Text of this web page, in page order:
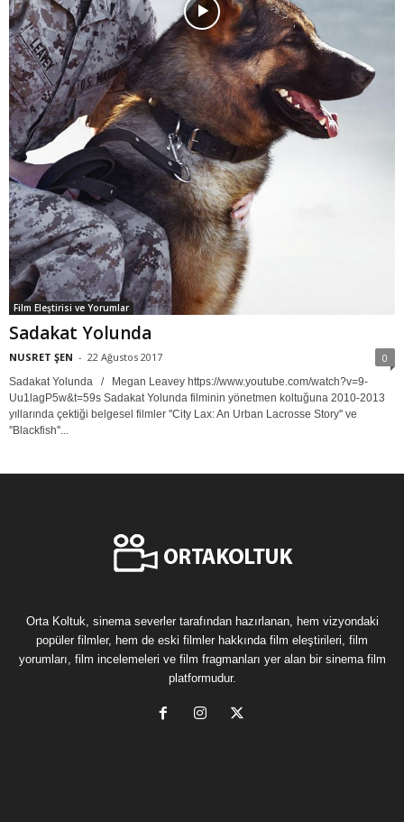
Film Eleştirisi ve Yorumlar
Sadakat Yolunda
NUSRET ŞEN - 22 Ağustos 2017 0
Sadakat Yolunda / Megan Leavey https://www.youtube.com/watch?v=9-
Uu1lagP5w&t=59s Sadakat Yolunda filminin yönetmen koltuğuna 2010-2013
yıllarında çektiği belgesel filmler ''City Lax: An Urban Lacrosse Story'' ve
''Blackfish''...
Orta Koltuk, sinema severler tarafından hazırlanan, hem vizyondaki
popüler filmler, hem de eski filmler hakkında film eleştirileri, film
yorumları, film incelemeleri ve film fragmanları yer alan bir sinema film
platformudur.